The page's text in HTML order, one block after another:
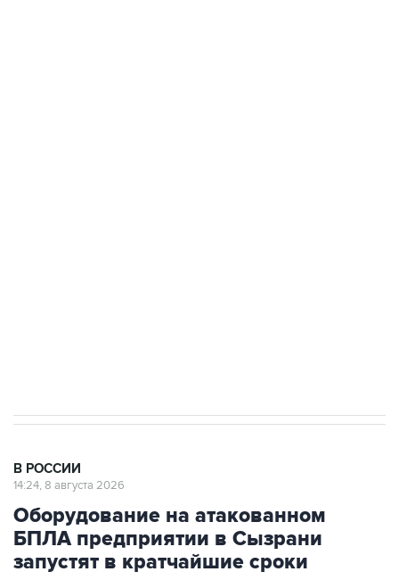
В РОССИИ
14:24, 8 августа 2026
Оборудование на атакованном
БПЛА предприятии в Сызрани
запустят в кратчайшие сроки